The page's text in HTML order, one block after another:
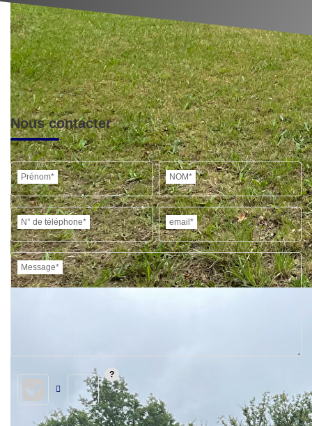
Nous contacter
Prénom* NOM*
N° de téléphone* email*
Message*